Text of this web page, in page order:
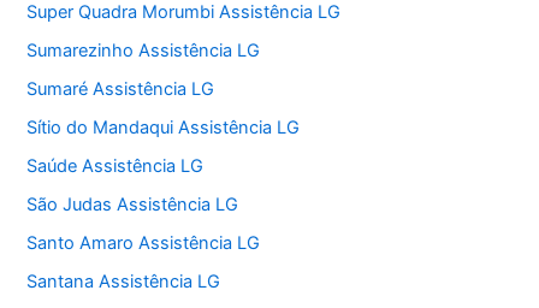
Super Quadra Morumbi Assistência LG
Sumarezinho Assistência LG
Sumaré Assistência LG
Sítio do Mandaqui Assistência LG
Saúde Assistência LG
São Judas Assistência LG
Santo Amaro Assistência LG
Santana Assistência LG